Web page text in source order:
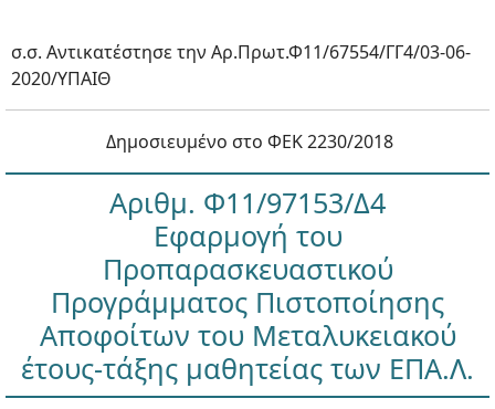
σ.σ. Αντικατέστησε την Αρ.Πρωτ.Φ11/67554/ΓΓ4/03-06-
2020/ΥΠΑΙΘ
Δημοσιευμένο στο ΦΕΚ 2230/2018
Αριθμ. Φ11/97153/Δ4
Εφαρμογή του
Προπαρασκευαστικού
Προγράμματος Πιστοποίησης
Αποφοίτων του Μεταλυκειακού
έτους-τάξης μαθητείας των ΕΠΑ.Λ.